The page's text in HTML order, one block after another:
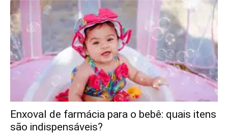
Enxoval de farmácia para o bebê: quais itens
são indispensáveis?